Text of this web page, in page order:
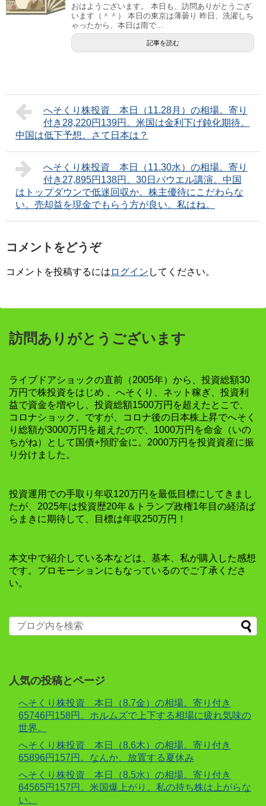
おはようございます。 本日も、訪問ありがとうござ
います（＾＾） 本日の東京は薄曇り 昨日、洗濯しち
ゃったから、本日は雨で...
記事を読む
へそくり株投資 本日（11.28月）の相場。寄り
付き28,220円139円。米国は金利下げ鈍化期待。
中国は低下予想。さて日本は？
へそくり株投資 本日（11.30水）の相場。寄り
付き27,895円138円。30日パウエル講演。中国
はトップダウンで低迷回収か。株主優待にこだわらな
い。売却益を現金でもらう方が良い。私はね。
コメントをどうぞ
コメントを投稿するには ログイン してください。
訪問ありがとうございます
ライブドアショックの直前（2005年）から、投資総額30
万円で株投資をはじめ 、へそくり、ネット稼ぎ、投資利
益で資金を増やし、投資総額1500万円を超えたとこで、
コロナショック。ですが、コロナ後の日本株上昇でへそく
り総額が3000万円を超えたので、1000万円を命金（いの
ちがね）として国債+預貯金に。2000万円を投資資産に振
り分けました。
投資運用での手取り年収120万円を最低目標にしてきまし
たが、2025年は投資歴20年＆トランプ政権1年目の経済ば
らまきに期待して、目標は年収250万円！
本文中で紹介している本などは、基本、私が購入した感想
です。プロモーションにもなっているのでご了承くださ
い。
人気の投稿とページ
へそくり株投資 本日（8.7金）の相場。寄り付き
65746円158円。ホルムズで上下する相場に疲れ気味の
世界。
へそくり株投資 本日（8.6木）の相場。寄り付き
65896円157円。なんか、放置する夏休み
へそくり株投資 本日（8.5水）の相場。寄り付き
64565円157円。米国爆上がり。私の持ち株は上がらな
い。